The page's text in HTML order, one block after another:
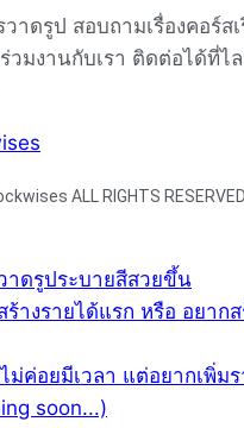
วาดรูป สอบถามเรื่องคอร์ส
มงานกับเรา ติดต่อได้ที่ไ
ALL RIGHTS
าดรูประบายสีสวยขึ้น
างรายได้แรก หรือ อยาก
ม่ค่อยมีเวลา แต่อยากเพิ่ม
soon...)